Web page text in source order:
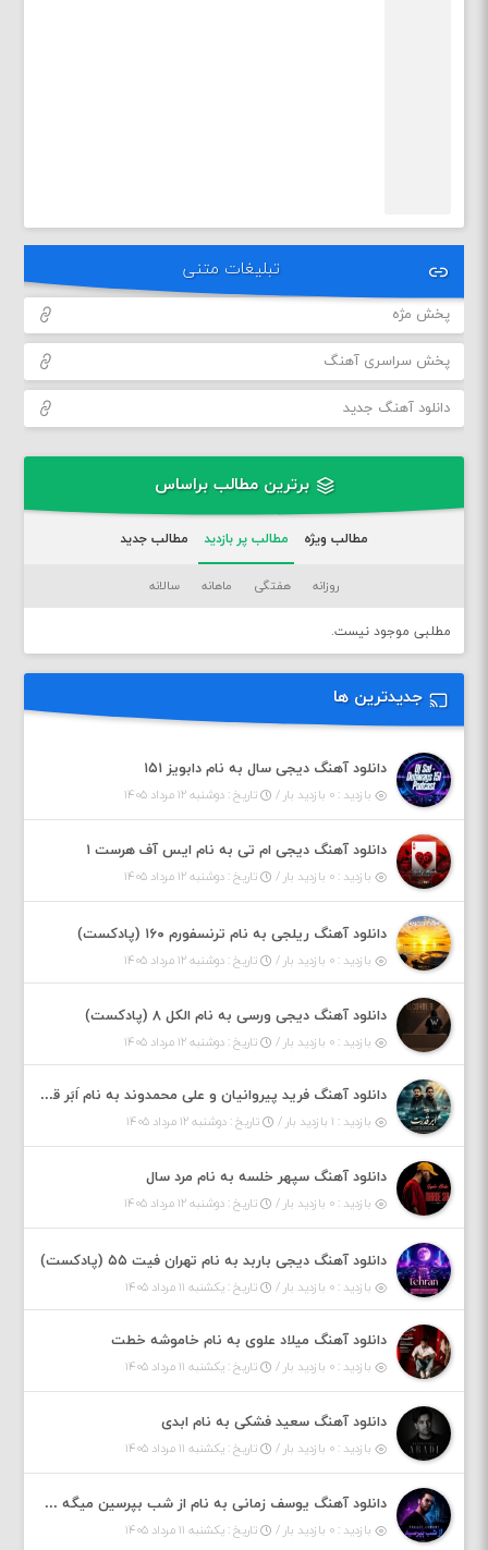
تبلیغات متنی
پخش مژه
پخش سراسری آهنگ
دانلود آهنگ جدید
برترین مطالب براساس
مطالب ویژه مطالب پر بازدید مطالب جدید
روزانه هفتگی ماهانه سالانه
مطلبی موجود نیست.
جدیدترین ها
دانلود آهنگ دیجی سال به نام دابویز ۱۵۱
بازدید : ۰ بازدید بار / تاریخ : دوشنبه ۱۲ مرداد ۱۴۰۵
دانلود آهنگ دیجی ام تی به نام ایس آف هرست ۱
بازدید : ۰ بازدید بار / تاریخ : دوشنبه ۱۲ مرداد ۱۴۰۵
دانلود آهنگ ریلجی به نام ترنسفورم ۱۶۰ (پادکست)
بازدید : ۰ بازدید بار / تاریخ : دوشنبه ۱۲ مرداد ۱۴۰۵
دانلود آهنگ دیجی ورسی به نام الکل ۸ (پادکست)
بازدید : ۰ بازدید بار / تاریخ : دوشنبه ۱۲ مرداد ۱۴۰۵
دانلود آهنگ فرید پیروانیان و علی محمدوند به نام اَبَر قدرت
بازدید : ۱ بازدید بار / تاریخ : دوشنبه ۱۲ مرداد ۱۴۰۵
دانلود آهنگ سپهر خلسه به نام مرد سال
بازدید : ۰ بازدید بار / تاریخ : دوشنبه ۱۲ مرداد ۱۴۰۵
دانلود آهنگ دیجی باربد به نام تهران فیت ۵۵ (پادکست)
بازدید : ۰ بازدید بار / تاریخ : یکشنبه ۱۱ مرداد ۱۴۰۵
دانلود آهنگ میلاد علوی به نام خاموشه خطت
بازدید : ۰ بازدید بار / تاریخ : یکشنبه ۱۱ مرداد ۱۴۰۵
دانلود آهنگ سعید فشکی به نام ابدی
بازدید : ۰ بازدید بار / تاریخ : یکشنبه ۱۱ مرداد ۱۴۰۵
دانلود آهنگ یوسف زمانی به نام از شب بپرسین میگه چه روزگاری دارم
بازدید : ۰ بازدید بار / تاریخ : یکشنبه ۱۱ مرداد ۱۴۰۵